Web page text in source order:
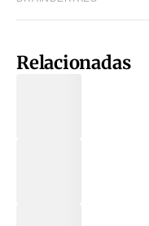
Relacionadas